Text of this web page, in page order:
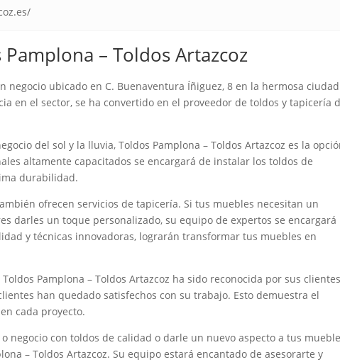
– Toldos Artazcoz
negocio ubicado en C. Buenaventura Íñiguez, 8 en la hermosa ciudad
en el sector, se ha convertido en el proveedor de toldos y tapicería
del sol y la lluvia, Toldos Pamplona – Toldos Artazcoz es la
altamente capacitados se encargará de instalar los toldos de
durabilidad.
ofrecen servicios de tapicería. Si tus muebles necesitan un
darles un toque personalizado, su equipo de expertos se encargará
y técnicas innovadoras, lograrán transformar tus muebles en
Pamplona – Toldos Artazcoz ha sido reconocida por sus
han quedado satisfechos con su trabajo. Esto demuestra el
cada proyecto.
negocio con toldos de calidad o darle un nuevo aspecto a tus
– Toldos Artazcoz. Su equipo estará encantado de asesorarte y